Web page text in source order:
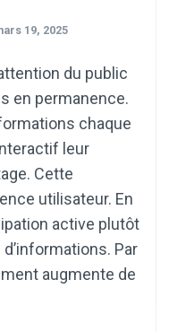
19, 2025
du public
en permanence.
chaque
leur
Cette
utilisateur. En
active plutôt
Par
augmente de